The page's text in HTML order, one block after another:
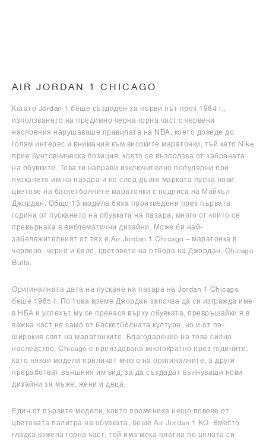
AIR JORDAN 1 CHICAGO
Когато Jordan 1 беше създаден за първи път през 1984 г.,
използването на предимно черна горна част с червени
наслоения нарушаваше правилата на NBA, което доведе до
голям интерес и внимание към високите маратонки, тъй като Nike
прие бунтовническа позиция, която се възползва от забраната
на обувките. Това ги направи изключително популярни при
пускането им на пазара и не след дълго марката пусна нови
цветове на баскетболните маратонки с подписа на Майкъл
Джордан. Общо 13 модела бяха произведени през първата
година от пускането на обувката на пазара, много от които се
превърнаха в емблематични дизайни. Може би най-
забележителният от тях е Air Jordan 1 Chicago – маратонка в
червено, черно и бяло, цветовете на отбора на Джордан, Chicago
Bulls.
Оригиналната дата на пускане на пазара на Jordan 1 Chicago
беше 1985 г. По това време Джордан започва да си изгражда име
в НБА и успехът му се пренася върху обувката, превръщайки я в
важна част не само от баскетболната култура, но и от по-
широкия свят на маратонките. Благодарение на това силно
наследство, Chicago е преиздавана многократно през годините,
като някои модели приличат много на оригиналните, а други
преработват външния им вид, за да създадат вълнуващи нови
дизайни за мъже, жени и деца.
Един от първите модели, които промениха нещо повече от
цветовата палитра на обувката, беше Air Jordan 1 KO. Вместо
гладка кожена горна част, той има мека платна по цялата си